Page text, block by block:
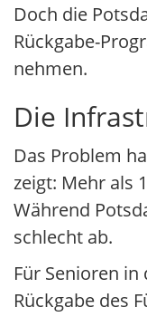
Doch die
Rückgabe-
nehmen.
Die
Das Problem
zeigt: Mehr als
Während
schlecht ab.
Für Senioren
Rückgabe des